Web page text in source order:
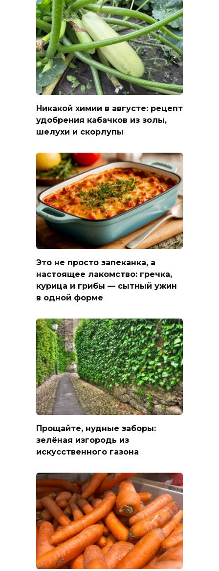
Никакой химии в августе: рецепт
удобрения кабачков из золы,
шелухи и скорлупы
Это не просто запеканка, а
настоящее лакомство: гречка,
курица и грибы — сытный ужин
в одной форме
Прощайте, нудные заборы:
зелёная изгородь из
искусственного газона